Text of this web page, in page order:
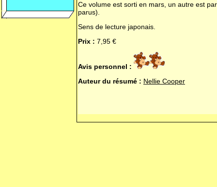
Ce volume est sorti en mars, un autre est
parus).
Sens de lecture japonais.
Prix : 7,95 €
Avis personnel :
Auteur du résumé : Nellie Cooper